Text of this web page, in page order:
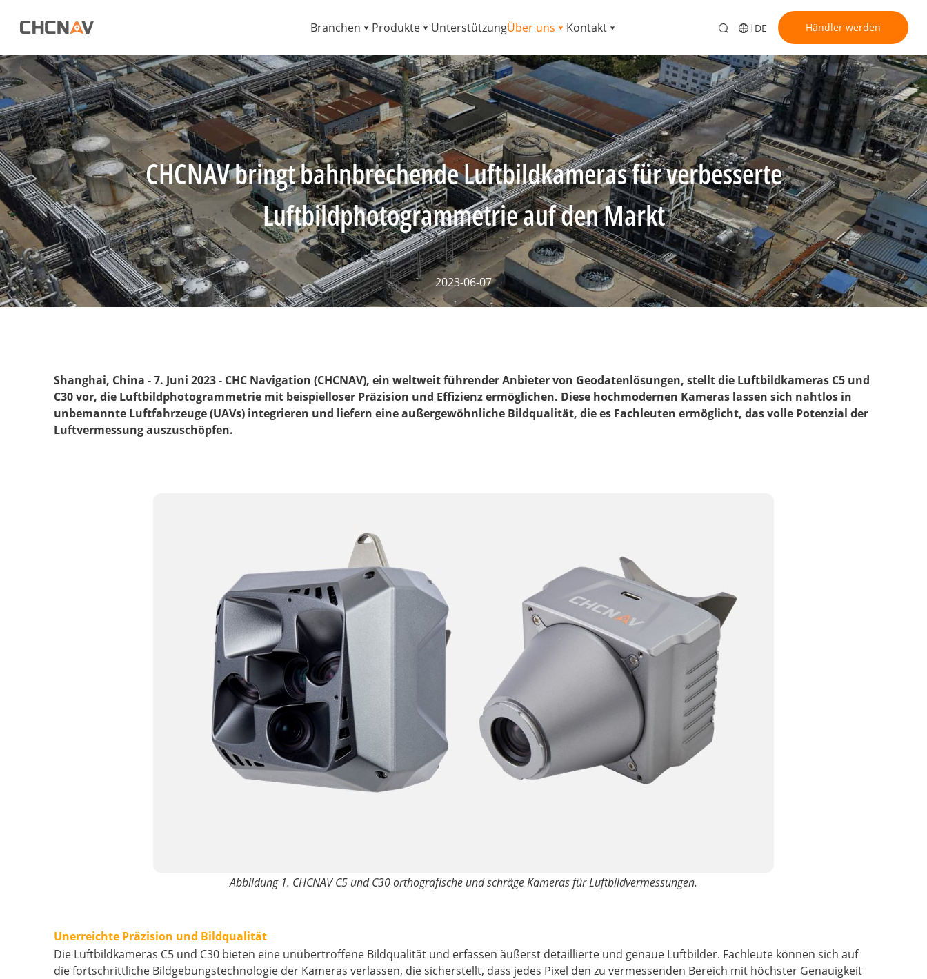
Branchen Produkte UnterstützungÜber uns Kontakt DE Händler werden
CHCNAV bringt bahnbrechende Luftbildkameras für verbesserte
Luftbildphotogrammetrie auf den Markt
2023-06-07
Shanghai, China - 7. Juni 2023 - CHC Navigation (CHCNAV), ein weltweit führender Anbieter von Geodatenlösungen, stellt die Luftbildkameras C5 und
C30 vor, die Luftbildphotogrammetrie mit beispielloser Präzision und Effizienz ermöglichen. Diese hochmodernen Kameras lassen sich nahtlos in
unbemannte Luftfahrzeuge (UAVs) integrieren und liefern eine außergewöhnliche Bildqualität, die es Fachleuten ermöglicht, das volle Potenzial der
Luftvermessung auszuschöpfen.
Abbildung 1. CHCNAV C5 und C30 orthografische und schräge Kameras für Luftbildvermessungen.
Unerreichte Präzision und Bildqualität
Die Luftbildkameras C5 und C30 bieten eine unübertroffene Bildqualität und erfassen äußerst detaillierte und genaue Luftbilder. Fachleute können sich auf
die fortschrittliche Bildgebungstechnologie der Kameras verlassen, die sicherstellt, dass jedes Pixel den zu vermessenden Bereich mit höchster Genauigkeit